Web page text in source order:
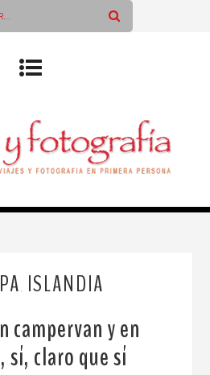
ISLANDIA
campervan y en
sí, claro que sí